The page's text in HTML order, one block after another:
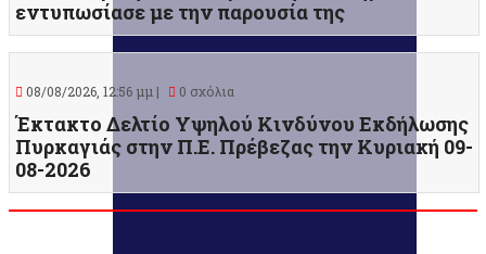
εντυπωσίασε με την παρουσία της
08/08/2026, 12:56 μμ | 0 σχόλια
Έκτακτο Δελτίο Υψηλού Κινδύνου Εκδήλωσης
Πυρκαγιάς στην Π.Ε. Πρέβεζας την Κυριακή 09-
08-2026